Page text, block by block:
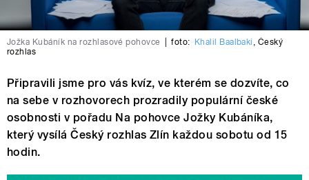
Jožka Kubáník na rozhlasové pohovce foto: Khalil Baalbaki , Český
rozhlas
Připravili jsme pro vás kvíz, ve kterém se dozvíte, co
na sebe v rozhovorech prozradily populární české
osobnosti v pořadu Na pohovce Jožky Kubáníka,
který vysílá Český rozhlas Zlín každou sobotu od 15
hodin.